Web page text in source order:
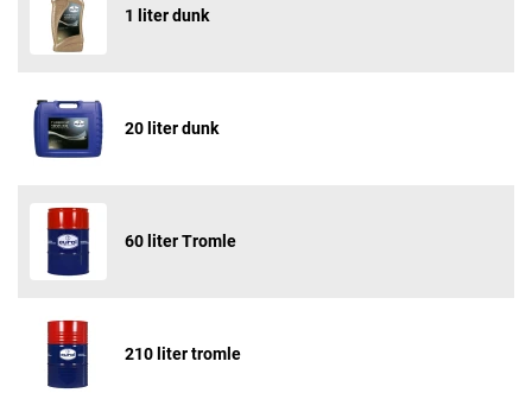
1 liter dunk
20 liter dunk
60 liter Tromle
210 liter tromle